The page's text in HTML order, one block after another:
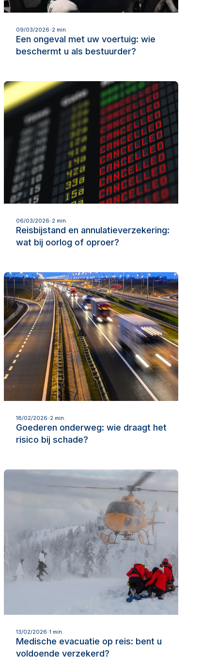
09/03/2026 2 min.
Een ongeval met uw voertuig: wie
beschermt u als bestuurder?
Lees meer
06/03/2026 2 min.
Reisbijstand en annulatieverzekering:
wat bij oorlog of oproer?
Lees meer
18/02/2026 2 min.
Goederen onderweg: wie draagt het
risico bij schade?
Lees meer
13/02/2026 1 min.
Medische evacuatie op reis: bent u
voldoende verzekerd?
Lees meer